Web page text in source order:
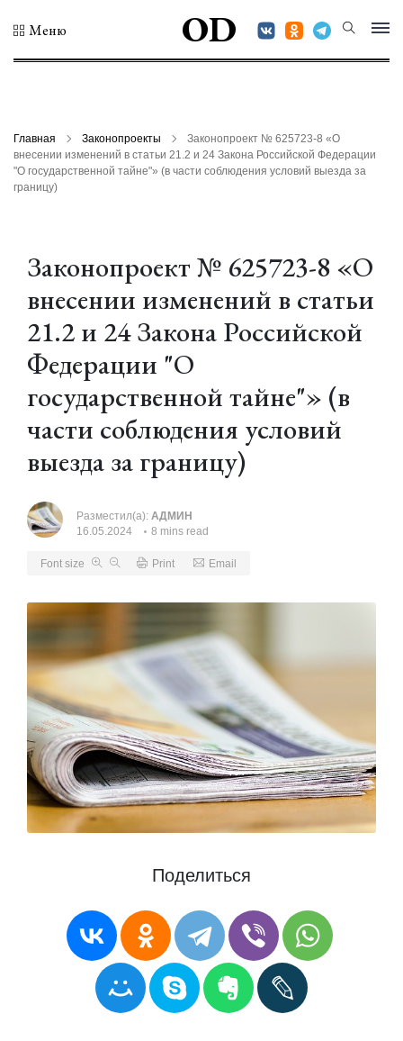
Меню OD
Главная Законопроекты
Законопроект № 625723-8 «О
внесении изменений в статьи 21.2 и 24 Закона Российской Федерации
"О государственной тайне"» (в части соблюдения условий выезда за
границу)
Законопроект № 625723-8 «О
внесении изменений в статьи
21.2 и 24 Закона Российской
Федерации "О
государственной тайне"» (в
части соблюдения условий
выезда за границу)
Разместил(а): АДМИН
16.05.2024
8 mins read
Font size Print Email
Поделиться